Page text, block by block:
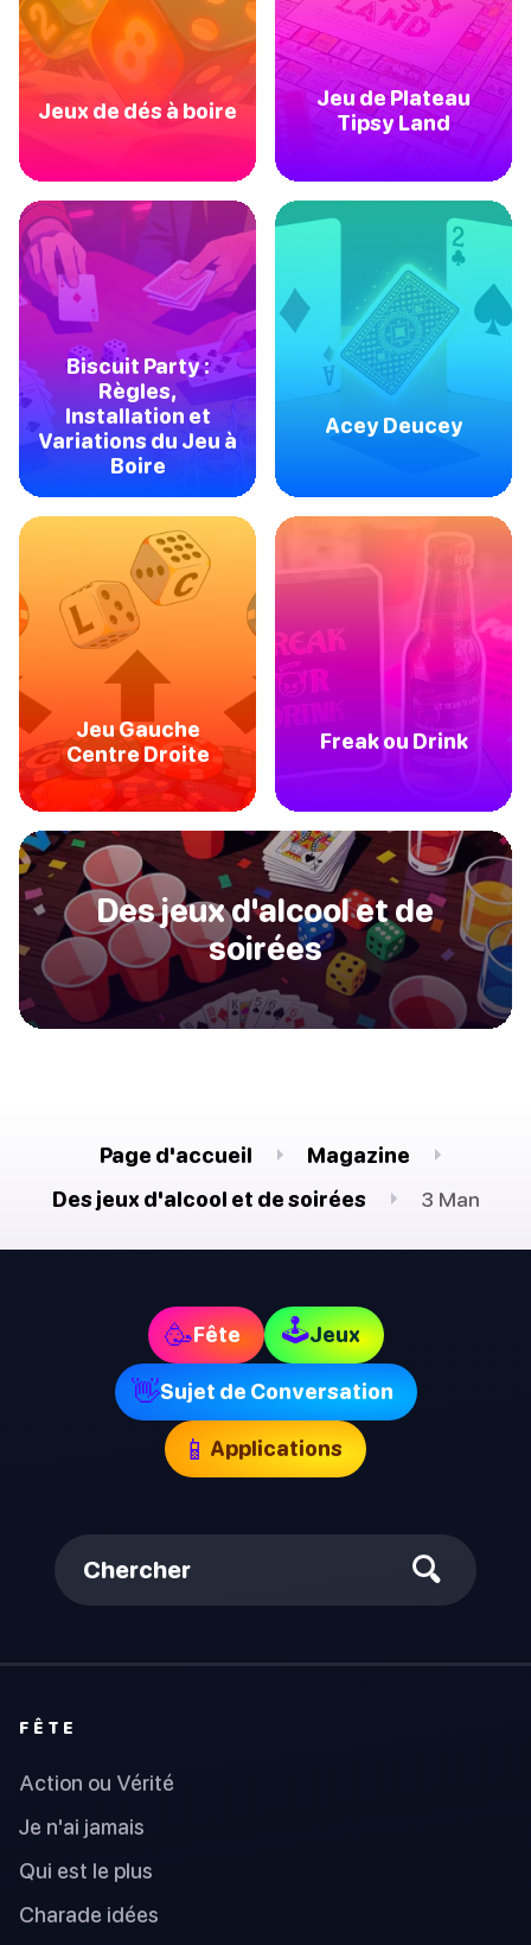
Jeux de dés à boire
Jeu de Plateau
Tipsy Land
Biscuit Party :
Règles,
Installation et
Variations du Jeu à
Boire
Acey Deucey
Jeu Gauche
Centre Droite
Freak ou Drink
Des jeux d'alcool et de
soirées
Page d'accueil
Magazine
Des jeux d'alcool et de soirées
3 Man
🥳Fête 🕹Jeux
👋Sujet de Conversation
📱 Applications
Chercher
FÊTE
Action ou Vérité
Je n'ai jamais
Qui est le plus
Charade idées